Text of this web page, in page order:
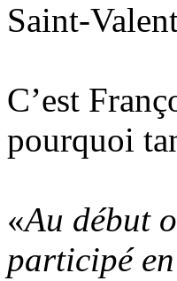
Saint-
C’est
pourquoi
«Au début
participé